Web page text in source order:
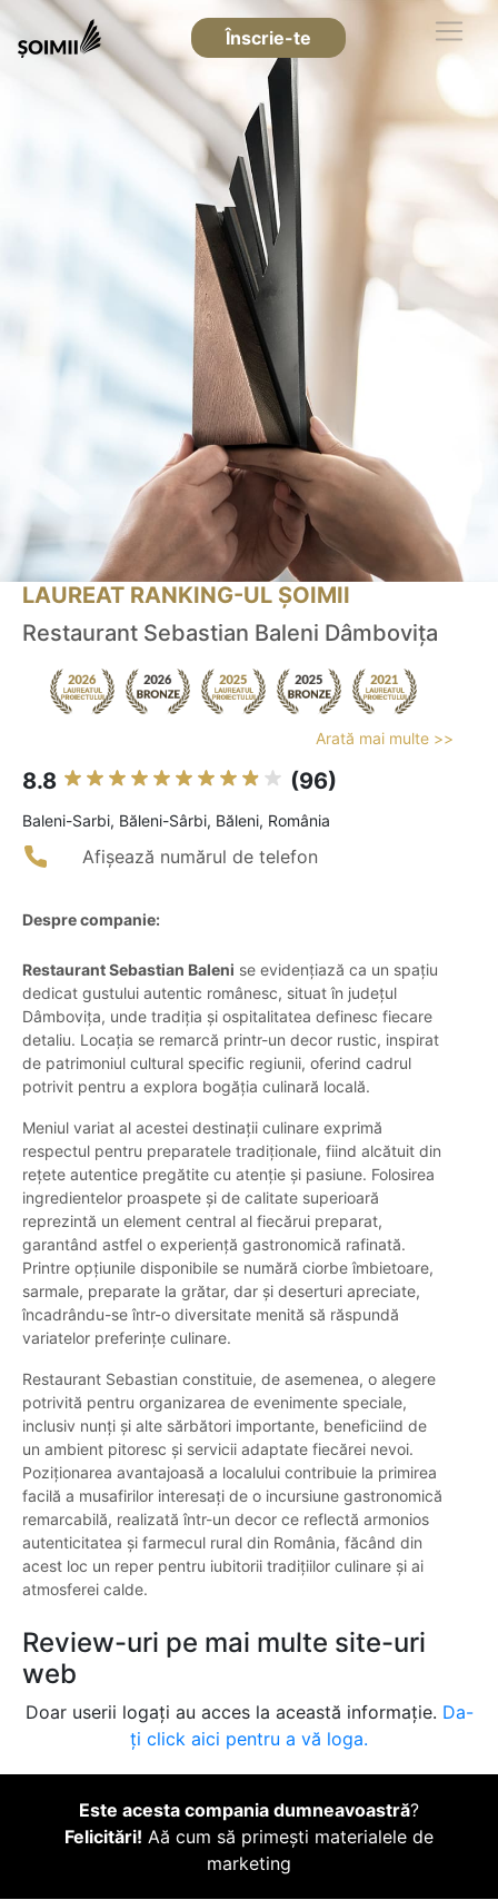
Înscrie-te
LAUREAT RANKING-UL ȘOIMII
Restaurant Sebastian Baleni Dâmbovița
Arată mai multe >>
8.8 (96)
Baleni-Sarbi, Băleni-Sârbi, Băleni, România
Afișează numărul de telefon
Despre companie:
Restaurant Sebastian Baleni se evidențiază ca un spațiu
dedicat gustului autentic românesc, situat în județul
Dâmbovița, unde tradiția și ospitalitatea definesc fiecare
detaliu. Locația se remarcă printr-un decor rustic, inspirat
de patrimoniul cultural specific regiunii, oferind cadrul
potrivit pentru a explora bogăția culinară locală.
Meniul variat al acestei destinații culinare exprimă
respectul pentru preparatele tradiționale, fiind alcătuit din
rețete autentice pregătite cu atenție și pasiune. Folosirea
ingredientelor proaspete și de calitate superioară
reprezintă un element central al fiecărui preparat,
garantând astfel o experiență gastronomică rafinată.
Printre opțiunile disponibile se numără ciorbe îmbietoare,
sarmale, preparate la grătar, dar și deserturi apreciate,
încadrându-se într-o diversitate menită să răspundă
variatelor preferințe culinare.
Restaurant Sebastian constituie, de asemenea, o alegere
potrivită pentru organizarea de evenimente speciale,
inclusiv nunți și alte sărbători importante, beneficiind de
un ambient pitoresc și servicii adaptate fiecărei nevoi.
Poziționarea avantajoasă a localului contribuie la primirea
facilă a musafirilor interesați de o incursiune gastronomică
remarcabilă, realizată într-un decor ce reflectă armonios
autenticitatea și farmecul rural din România, făcând din
acest loc un reper pentru iubitorii tradițiilor culinare și ai
atmosferei calde.
Review-uri pe mai multe site-uri
web
Doar userii logați au acces la această informație. Da-
ți click aici pentru a vă loga.
Este acesta compania dumneavoastră?
Felicitări! Aă cum să primești materialele de
marketing